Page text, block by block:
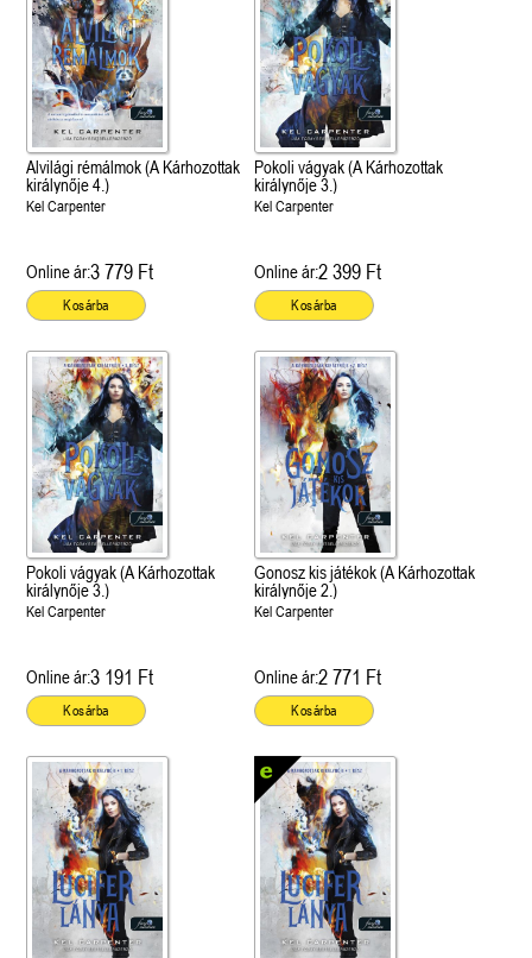
Alvilági rémálmok (A Kárhozottak
királynője 4.)
Kel Carpenter
Online ár:3 779 Ft
Kosárba
Pokoli vágyak (A Kárhozottak
királynője 3.)
Kel Carpenter
Online ár:2 399 Ft
Kosárba
Pokoli vágyak (A Kárhozottak
királynője 3.)
Kel Carpenter
Online ár:3 191 Ft
Kosárba
Gonosz kis játékok (A Kárhozottak
királynője 2.)
Kel Carpenter
Online ár:2 771 Ft
Kosárba